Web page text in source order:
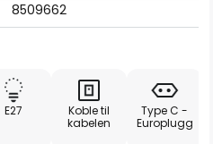
8509662
E27
Koble til
kabelen
Type C -
Europlugg